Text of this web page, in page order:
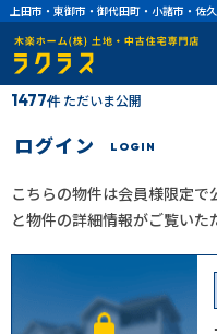
上田市・東御市・御代田町・小諸市・佐
1477件ただいま公開
ログイン LOGIN
こちらの物件は会員様限定
と物件の詳細情報がご覧いた